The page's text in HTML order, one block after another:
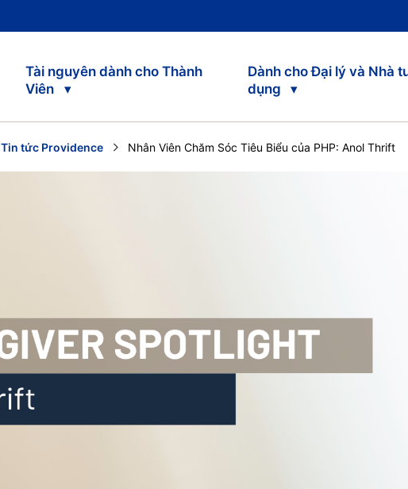
Tài nguyên dành cho Thành
Viên
Dành cho Đại lý và Nhà
dụng
Tin tức Providence Current:
Nhân Viên Chăm Sóc Tiêu Biểu của PHP: Anol Thrift